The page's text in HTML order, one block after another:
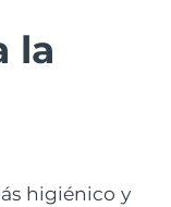
la
higiénico y
prevista
prevista
prevista8/15/26